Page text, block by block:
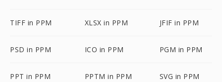
TIFF in PPM XLSX in PPM JFIF in PPM
PSD in PPM ICO in PPM PGM in PPM
PPT in PPM PPTM in PPM SVG in PPM